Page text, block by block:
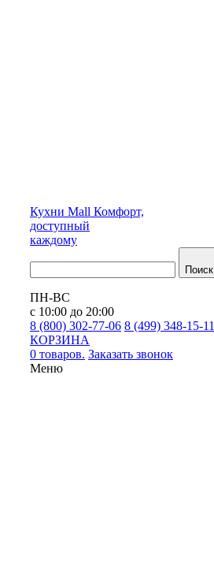
Кухни Mall Комфорт,
доступный
каждому
Поиск
ПН-ВС
с 10:00 до 20:00
8 (800) 302-77-06 8 (499) 348-15-11
КОРЗИНА
0 товаров. Заказать звонок
Меню